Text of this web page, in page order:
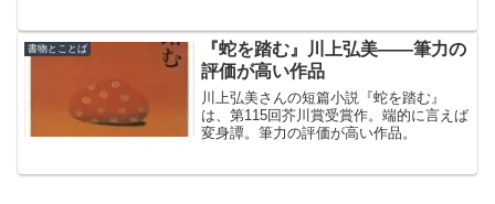
書物とことば
『蛇を踏む』川上弘美――筆力の
評価が高い作品
川上弘美さんの短篇小説『蛇を踏む』
は、第115回芥川賞受賞作。端的に言えば
変身譚。筆力の評価が高い作品。